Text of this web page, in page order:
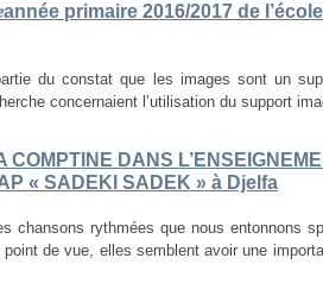
primaire 2016/2017 de
du constat que les images sont un
concernaient l’utilisation du support
COMPTINE DANS
« SADEKI SADEK » à Djelfa
chansons rythmées que nous entonnons
de vue, elles semblent avoir une